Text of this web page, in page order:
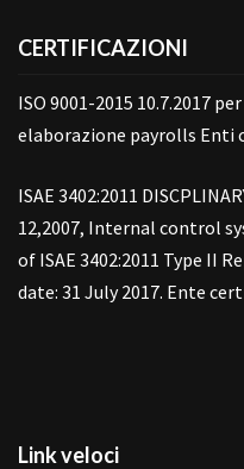
CERTIFICAZIONI
ISO 9001-2015 10.7.2017
elaborazione payrolls Enti
ISAE 3402:2011
12,2007, Internal control
of ISAE 3402:2011 Type II
date: 31 July 2017. Ente
Link veloci